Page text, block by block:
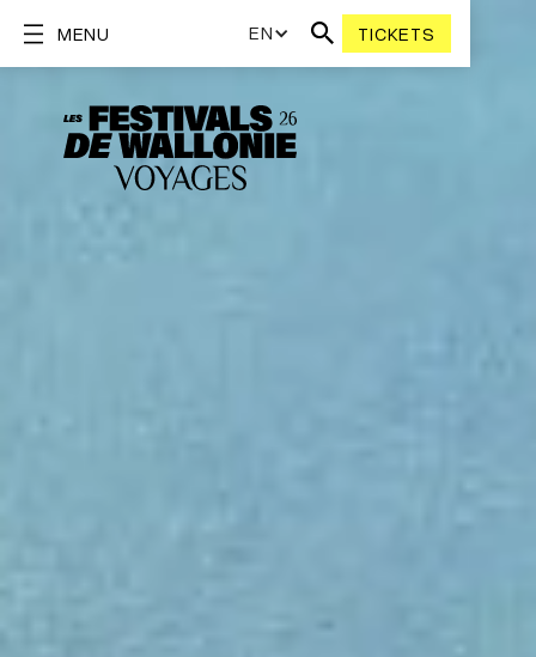
EN TICKETS
MENU